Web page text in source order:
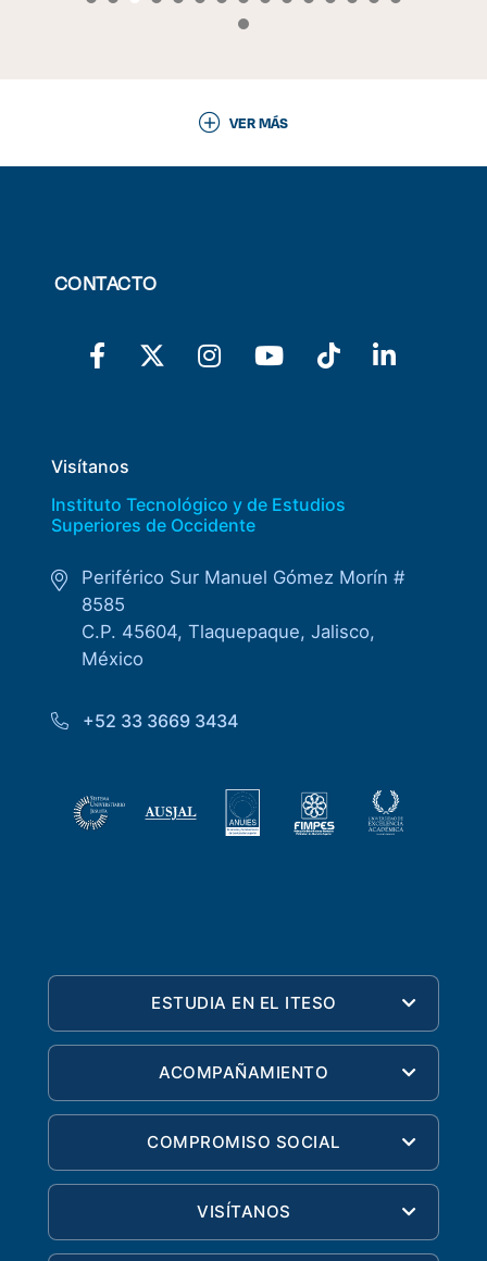
VER MÁS
CONTACTO
Visítanos
Instituto Tecnológico y de Estudios
Superiores de Occidente
Periférico Sur Manuel Gómez Morín #
8585
C.P. 45604, Tlaquepaque, Jalisco,
México
+52 33 3669 3434
ESTUDIA EN EL ITESO
ACOMPAÑAMIENTO
COMPROMISO SOCIAL
VISÍTANOS